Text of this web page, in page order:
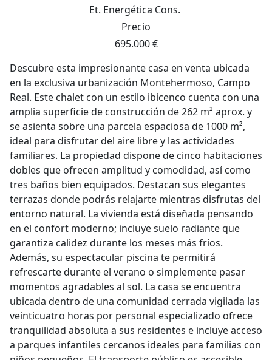
Et. Energética Cons.
Precio
695.000 €
Descubre esta impresionante casa en venta ubicada
en la exclusiva urbanización Montehermoso, Campo
Real. Este chalet con un estilo ibicenco cuenta con una
amplia superficie de construcción de 262 m² aprox. y
se asienta sobre una parcela espaciosa de 1000 m²,
ideal para disfrutar del aire libre y las actividades
familiares. La propiedad dispone de cinco habitaciones
dobles que ofrecen amplitud y comodidad, así como
tres baños bien equipados. Destacan sus elegantes
terrazas donde podrás relajarte mientras disfrutas del
entorno natural. La vivienda está diseñada pensando
en el confort moderno; incluye suelo radiante que
garantiza calidez durante los meses más fríos.
Además, su espectacular piscina te permitirá
refrescarte durante el verano o simplemente pasar
momentos agradables al sol. La casa se encuentra
ubicada dentro de una comunidad cerrada vigilada las
veinticuatro horas por personal especializado ofrece
tranquilidad absoluta a sus residentes e incluye acceso
a parques infantiles cercanos ideales para familias con